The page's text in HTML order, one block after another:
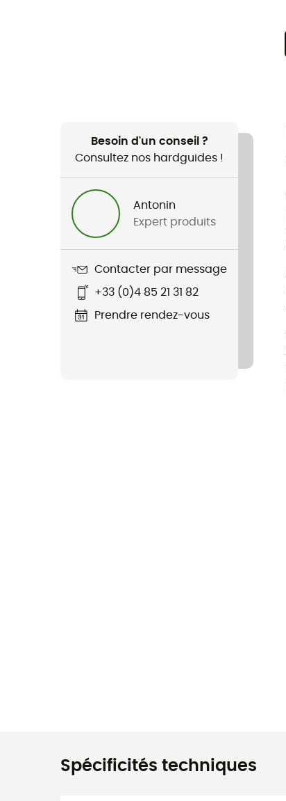
Besoin d'un conseil ?
Consultez nos hardguides !
Antonin
Expert produits
Contacter par message
+33 (0)4 85 21 31 82
Prendre rendez-vous
Spécificités techniques